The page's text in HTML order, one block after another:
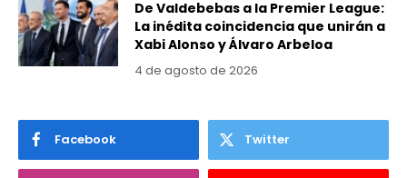
De Valdebebas a la Premier League:
La inédita coincidencia que unirán a
Xabi Alonso y Álvaro Arbeloa
4 de agosto de 2026
Facebook Twitter